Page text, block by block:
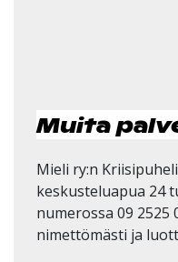
Muita
Mieli ry:n
keskusteluapua 24
numerossa 09 2525
nimettömästi ja